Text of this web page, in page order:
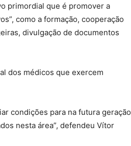
primordial que é promover a
como a formação, cooperação
divulgação de documentos
dos médicos que exercem
condições para na futura geração
nesta área”, defendeu Vítor